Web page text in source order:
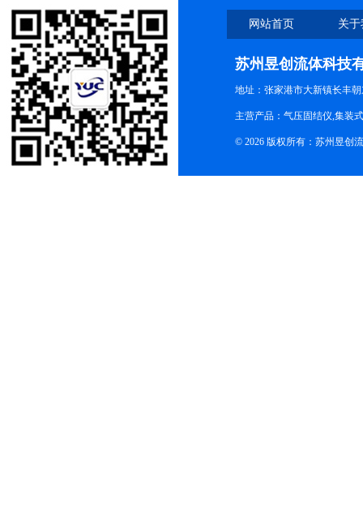
网站首页 关
苏州昱创流体科技
地址：张家港市大新镇长丰
主营产品：气压固结仪,集装
© 2026 版权所有：苏州昱创